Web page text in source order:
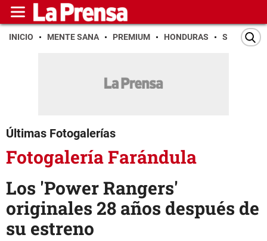
INICIO MENTE SANA PREMIUM HONDURAS SAN PEDRO
Últimas Fotogalerías
Fotogalería Farándula
Los 'Power Rangers'
originales 28 años después de
su estreno